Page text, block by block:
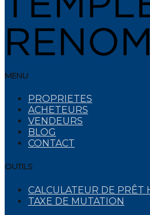
MENU
PROPRIETES
ACHETEURS
VENDEURS
BLOG
CONTACT
OUTILS
CALCULATEUR DE PRÊT
TAXE DE MUTATION